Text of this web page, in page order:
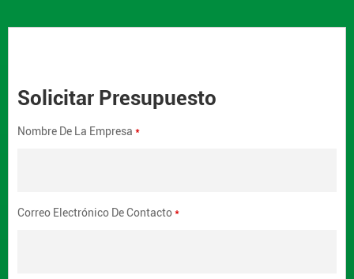
Solicitar Presupuesto
Nombre De La Empresa*
Correo Electrónico De Contacto*